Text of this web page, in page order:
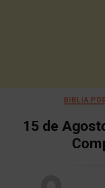
BIBLIA
15 de